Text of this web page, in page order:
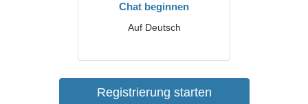
Chat beginnen
Auf Deutsch
Registrierung starten